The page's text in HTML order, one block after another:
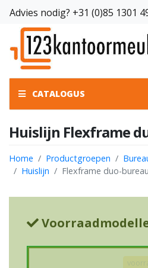
Advies nodig? +31 (0)85 1301
CATALOGUS
Huislijn Flexframe
Home Productgroepen
Huislijn
Flexframe duo-bureau